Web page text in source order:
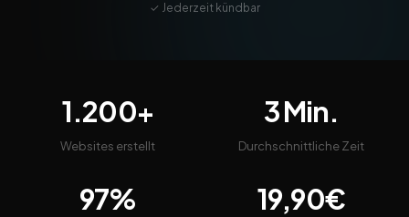
✓ Jederzeit kündbar
1.200+
Websites erstellt
3 Min.
Durchschnittliche Zeit
97% 19,90€